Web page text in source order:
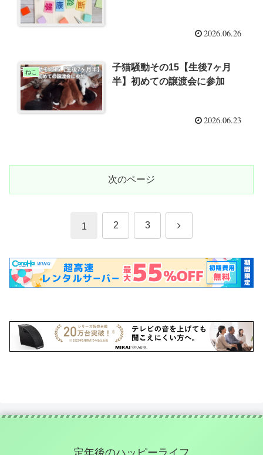
2026.06.26
ねこ
子猫騒動その15【生後7ヶ月
半】初めての譲渡会に参加
2026.06.23
次のページ
1 2 3 次